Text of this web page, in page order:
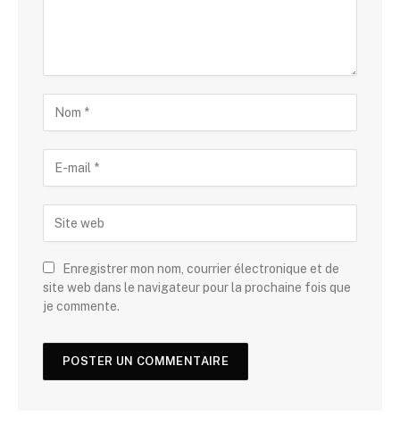
Enregistrer mon nom, courrier électronique et de
site web dans le navigateur pour la prochaine fois que
je commente.